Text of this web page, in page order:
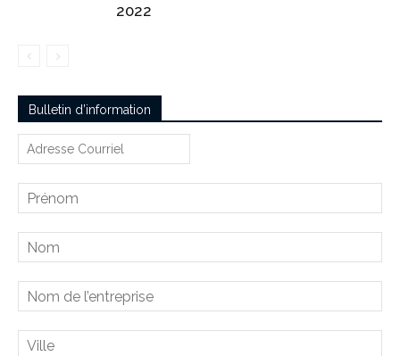
2022
Bulletin d’information